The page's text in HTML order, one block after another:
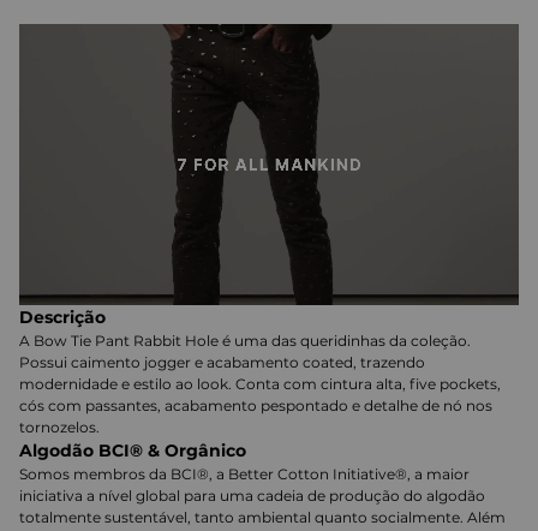
Descrição
A Bow Tie Pant Rabbit Hole é uma das queridinhas da coleção.
Possui caimento jogger e acabamento coated, trazendo
modernidade e estilo ao look. Conta com cintura alta, five pockets,
cós com passantes, acabamento pespontado e detalhe de nó nos
tornozelos.
Algodão BCI® & Orgânico
Somos membros da BCI®, a Better Cotton Initiative®, a maior
iniciativa a nível global para uma cadeia de produção do algodão
totalmente sustentável, tanto ambiental quanto socialmente. Além